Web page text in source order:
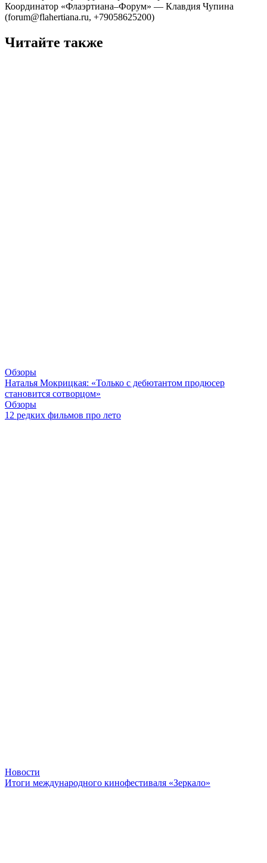
Координатор «Флаэртиана–Форум» — Клавдия Чупина
(forum@flahertiana.ru, +79058625200)
Читайте также
Обзоры
Наталья Мокрицкая: «Только с дебютантом продюсер
становится сотворцом»
Обзоры
12 редких фильмов про лето
Новости
Итоги международного кинофестиваля «Зеркало»